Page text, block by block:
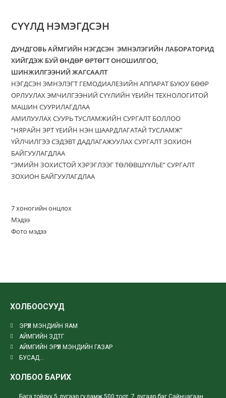
СҮҮЛД НЭМЭГДСЭН
ДУНДГОВЬ АЙМГИЙН НЭГДСЭН ЭМНЭЛЭГИЙН ЛАБОРАТОРИД
ХИЙГДЭЖ БУЙ ӨНДӨР ӨРТӨГТ ОНОШИЛГОО,
ШИНЖИЛГЭЭНИЙ ЖАГСААЛТ
НЭГДСЭН ЭМНЭЛЭГТ ГЕМОДИАЛЕЗИЙН АППАРАТ БУЮУ БӨӨР
ОРЛУУЛАХ ЭМЧИЛГЭЭНИЙ СҮҮЛИЙН ҮЕИЙН ТЕХНОЛОГИТОЙ
МАШИН СУУРИЛАГДЛАА
АМИЛУУЛАХ СУУРЬ ТУСЛАМЖИЙН СУРГАЛТ БОЛЛОО
“НЯРАЙН ЭРТ ҮЕИЙН НЭН ШААРДЛАГАТАЙ ТУСЛАМЖ”
ҮЙЛЧИЛГЭЭ СЭДЭВТ ДАДЛАГАЖУУЛАХ СУРГАЛТ ЗОХИОН
БАЙГУУЛАГДЛАА
“ЭМИЙН ЗОХИСТОЙ ХЭРЭГЛЭЭГ ТӨЛӨВШҮҮЛЬЕ” СУРГАЛТ
ЗОХИОН БАЙГУУЛАГДЛАА
7 хоногийн онцлох
Мэдээ
Фото мэдээ
ХОЛБООСУУД
ЭРҮҮЛ МЭНДИЙН ЯАМ
АЙМГИЙН ЗДТГ
АЙМГИЙН ЭРҮҮЛ МЭНДИЙН ГАЗАР
БУСАД...
ХОЛБОО БАРИХ
Бага тойруу 5 дугаар гудамж 500 тоот, 7 дугаар баг Сайнцагаан